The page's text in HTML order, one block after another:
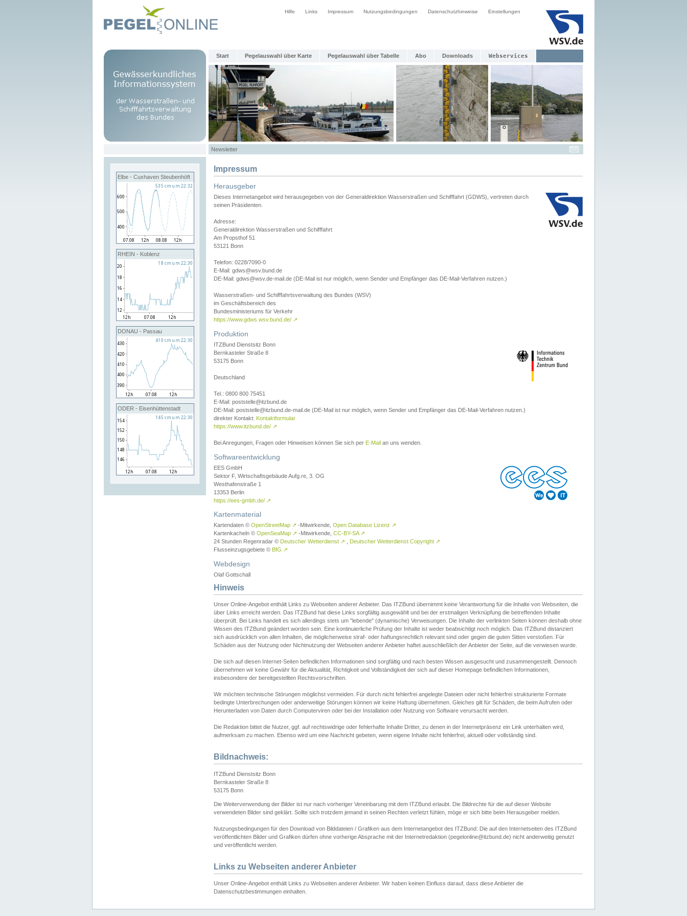
Hilfe Links Impressum Nutzungsbedingungen Datenschutzhinweise Einstellungen
Start Pegelauswahl über Karte Pegelauswahl über Tabelle Abo Downloads Webservices
Newsletter
Elbe - Cuxhaven Steubenhöft
RHEIN - Koblenz
DONAU - Passau
ODER - Eisenhüttenstadt
Impressum
Herausgeber
Dieses Internetangebot wird herausgegeben von der Generaldirektion Wasserstraßen und Schifffahrt (GDWS), vertreten durch
seinen Präsidenten.
Adresse:
Generaldirektion Wasserstraßen und Schifffahrt
Am Propsthof 51
53121 Bonn
Telefon: 0228/7090-0
E-Mail: gdws@wsv.bund.de
DE-Mail: gdws@wsv.de-mail.de (DE-Mail ist nur möglich, wenn Sender und Empfänger das DE-Mail-Verfahren nutzen.)
Wasserstraßen- und Schifffahrtsverwaltung des Bundes (WSV)
im Geschäftsbereich des
Bundesministeriums für Verkehr
https://www.gdws.wsv.bund.de/ ↗
Produktion
ITZBund Dienstsitz Bonn
Bernkasteler Straße 8
53175 Bonn
Deutschland
Tel.: 0800 800 75451
E-Mail: poststelle@itzbund.de
DE-Mail: poststelle@itzbund.de-mail.de (DE-Mail ist nur möglich, wenn Sender und Empfänger das DE-Mail-Verfahren nutzen.)
direkter Kontakt: Kontaktformular
https://www.itzbund.de/ ↗
Bei Anregungen, Fragen oder Hinweisen können Sie sich per E-Mail an uns wenden.
Softwareentwicklung
EES GmbH
Sektor F, Wirtschaftsgebäude Aufg.re, 3. OG
Westhafenstraße 1
13353 Berlin
https://ees-gmbh.de/ ↗
Kartenmaterial
Kartendaten © OpenStreetMap ↗ -Mitwirkende, Open Database Lizenz ↗
Kartenkacheln © OpenSeaMap ↗ -Mitwirkende, CC-BY-SA ↗
24 Stunden Regenradar © Deutscher Wetterdienst ↗ Deutscher Wetterdienst Copyright ↗
Flusseinzugsgebiete © BfG ↗
Webdesign
Olaf Gottschall
Hinweis
Unser Online-Angebot enthält Links zu Webseiten anderer Anbieter. Das ITZBund übernimmt keine Verantwortung für die Inhalte von Webseiten, die
über Links erreicht werden. Das ITZBund hat diese Links sorgfältig ausgewählt und bei der erstmaligen Verknüpfung die betreffenden Inhalte
überprüft. Bei Links handelt es sich allerdings stets um "lebende" (dynamische) Verweisungen. Die Inhalte der verlinkten Seiten können deshalb ohne
Wissen des ITZBund geändert worden sein. Eine kontinuierliche Prüfung der Inhalte ist weder beabsichtigt noch möglich. Das ITZBund distanziert
sich ausdrücklich von allen Inhalten, die möglicherweise straf- oder haftungsrechtlich relevant sind oder gegen die guten Sitten verstoßen. Für
Schäden aus der Nutzung oder Nichtnutzung der Webseiten anderer Anbieter haftet ausschließlich der Anbieter der Seite, auf die verwiesen wurde.
Die sich auf diesen Internet-Seiten befindlichen Informationen sind sorgfältig und nach besten Wissen ausgesucht und zusammengestellt. Dennoch
übernehmen wir keine Gewähr für die Aktualität, Richtigkeit und Vollständigkeit der sich auf dieser Homepage befindlichen Informationen,
insbesondere der bereitgestellten Rechtsvorschriften.
Wir möchten technische Störungen möglichst vermeiden. Für durch nicht fehlerfrei angelegte Dateien oder nicht fehlerfrei strukturierte Formate
bedingte Unterbrechungen oder anderweitige Störungen können wir keine Haftung übernehmen. Gleiches gilt für Schäden, die beim Aufrufen oder
Herunterladen von Daten durch Computerviren oder bei der Installation oder Nutzung von Software verursacht werden.
Die Redaktion bittet die Nutzer, ggf. auf rechtswidrige oder fehlerhafte Inhalte Dritter, zu denen in der Internetpräsenz ein Link unterhalten wird,
aufmerksam zu machen. Ebenso wird um eine Nachricht gebeten, wenn eigene Inhalte nicht fehlerfrei, aktuell oder vollständig sind.
Bildnachweis:
ITZBund Dienstsitz Bonn
Bernkasteler Straße 8
53175 Bonn
Die Weiterverwendung der Bilder ist nur nach vorheriger Vereinbarung mit dem ITZBund erlaubt. Die Bildrechte für die auf dieser Website
verwendeten Bilder sind geklärt. Sollte sich trotzdem jemand in seinen Rechten verletzt fühlen, möge er sich bitte beim Herausgeber melden.
Nutzungsbedingungen für den Download von Bilddateien / Grafiken aus dem Internetangebot des ITZBund: Die auf den Internetseiten des ITZBund
veröffentlichten Bilder und Grafiken dürfen ohne vorherige Absprache mit der Internetredaktion (pegelonline@itzbund.de) nicht anderweitig genutzt
und veröffentlicht werden.
Links zu Webseiten anderer Anbieter
Unser Online-Angebot enthält Links zu Webseiten anderer Anbieter. Wir haben keinen Einfluss darauf, dass diese Anbieter die
Datenschutzbestimmungen einhalten.